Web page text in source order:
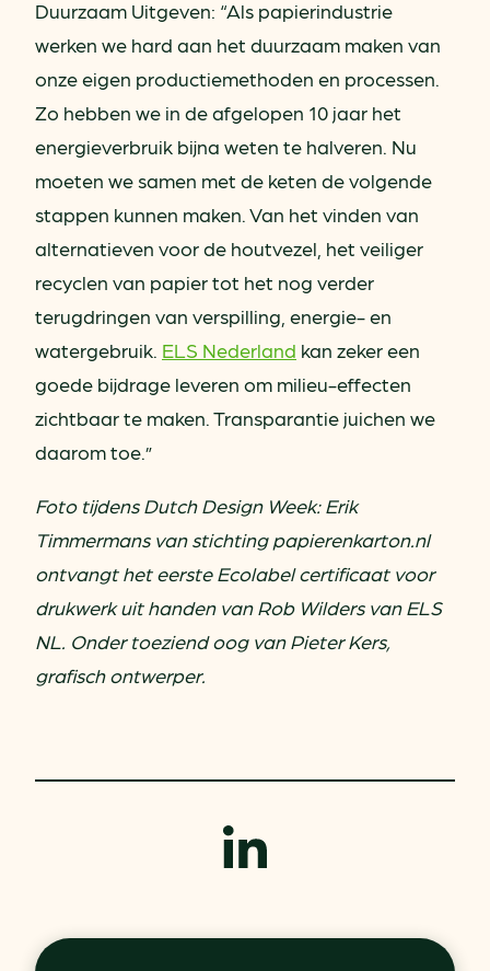
Duurzaam Uitgeven: “Als papierindustrie
werken we hard aan het duurzaam maken van
onze eigen productiemethoden en processen.
Zo hebben we in de afgelopen 10 jaar het
energieverbruik bijna weten te halveren. Nu
moeten we samen met de keten de volgende
stappen kunnen maken. Van het vinden van
alternatieven voor de houtvezel, het veiliger
recyclen van papier tot het nog verder
terugdringen van verspilling, energie- en
watergebruik. ELS Nederland kan zeker een
goede bijdrage leveren om milieu-effecten
zichtbaar te maken. Transparantie juichen we
daarom toe.”
Foto tijdens Dutch Design Week: Erik
Timmermans van stichting papierenkarton.nl
ontvangt het eerste Ecolabel certificaat voor
drukwerk uit handen van Rob Wilders van ELS
NL. Onder toeziend oog van Pieter Kers,
grafisch ontwerper.